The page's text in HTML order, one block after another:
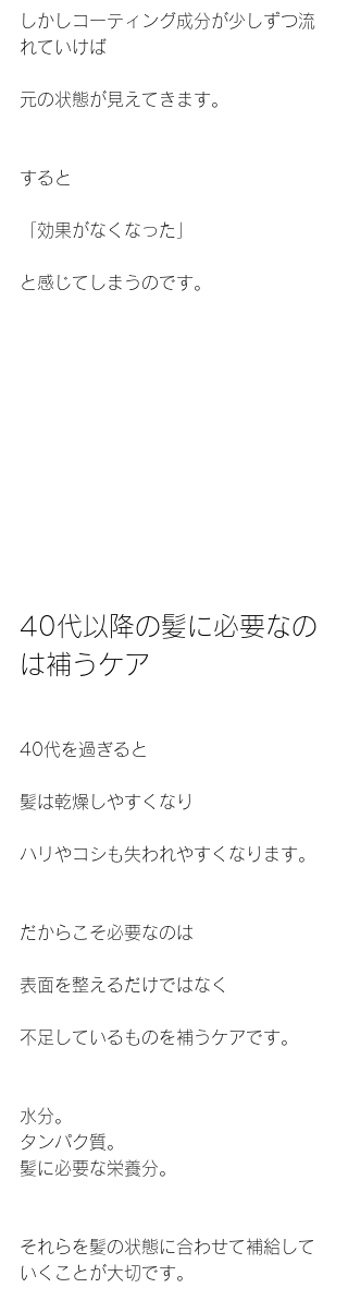
しかしコーティング成分が少しずつ流
れていけば
元の状態が見えてきます。
すると
「効果がなくなった」
と感じてしまうのです。
40代以降の髪に必要なの
は補うケア
40代を過ぎると
髪は乾燥しやすくなり
ハリやコシも失われやすくなります。
だからこそ必要なのは
表面を整えるだけではなく
不足しているものを補うケアです。
水分。
タンパク質。
髪に必要な栄養分。
それらを髪の状態に合わせて補給して
いくことが大切です。